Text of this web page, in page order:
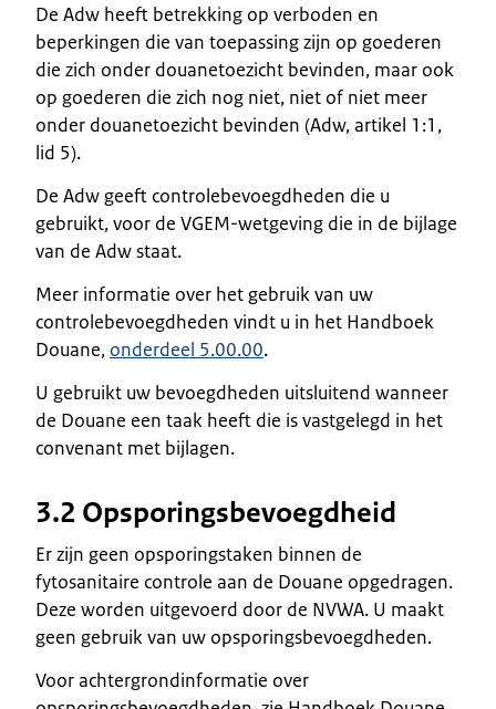
De Adw heeft betrekking op verboden en
beperkingen die van toepassing zijn op goederen
die zich onder douanetoezicht bevinden, maar ook
op goederen die zich nog niet, niet of niet meer
onder douanetoezicht bevinden (Adw, artikel 1:1,
lid 5).
De Adw geeft controlebevoegdheden die u
gebruikt, voor de VGEM-wetgeving die in de bijlage
van de Adw staat.
Meer informatie over het gebruik van uw
controlebevoegdheden vindt u in het Handboek
Douane, onderdeel 5.00.00.
U gebruikt uw bevoegdheden uitsluitend wanneer
de Douane een taak heeft die is vastgelegd in het
convenant met bijlagen.
3.2 Opsporingsbevoegdheid
Er zijn geen opsporingstaken binnen de
fytosanitaire controle aan de Douane opgedragen.
Deze worden uitgevoerd door de NVWA. U maakt
geen gebruik van uw opsporingsbevoegdheden.
Voor achtergrondinformatie over